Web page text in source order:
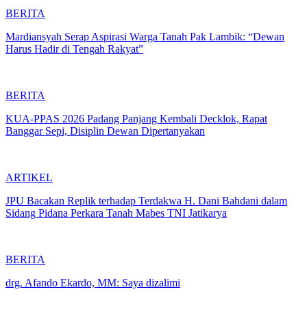
BERITA
Mardiansyah Serap Aspirasi Warga Tanah Pak Lambik: “Dewan
Harus Hadir di Tengah Rakyat”
BERITA
KUA-PPAS 2026 Padang Panjang Kembali Decklok, Rapat
Banggar Sepi, Disiplin Dewan Dipertanyakan
ARTIKEL
JPU Bacakan Replik terhadap Terdakwa H. Dani Bahdani dalam
Sidang Pidana Perkara Tanah Mabes TNI Jatikarya
BERITA
drg. Afando Ekardo, MM: Saya dizalimi